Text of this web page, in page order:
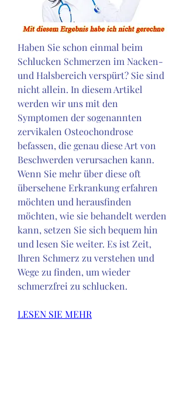
Haben Sie schon einmal beim
Schlucken Schmerzen im Nacken-
und Halsbereich verspürt? Sie sind
nicht allein. In diesem Artikel
werden wir uns mit den
Symptomen der sogenannten
zervikalen Osteochondrose
befassen, die genau diese Art von
Beschwerden verursachen kann.
Wenn Sie mehr über diese oft
übersehene Erkrankung erfahren
möchten und herausfinden
möchten, wie sie behandelt werden
kann, setzen Sie sich bequem hin
und lesen Sie weiter. Es ist Zeit,
Ihren Schmerz zu verstehen und
Wege zu finden, um wieder
schmerzfrei zu schlucken.
LESEN SIE MEHR